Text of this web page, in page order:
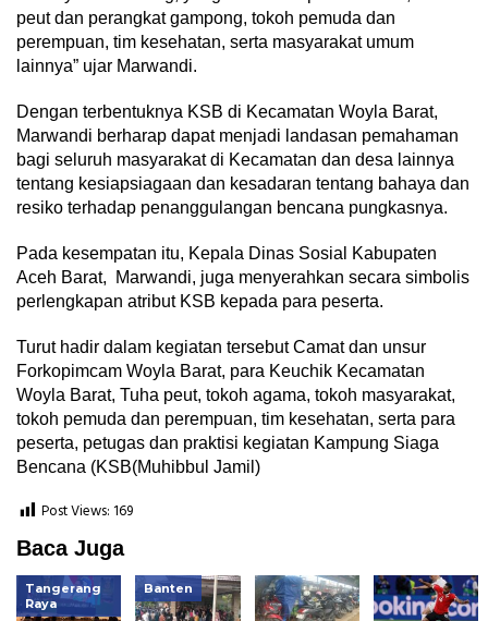
peut dan perangkat gampong, tokoh pemuda dan
perempuan, tim kesehatan, serta masyarakat umum
lainnya” ujar Marwandi.
Dengan terbentuknya KSB di Kecamatan Woyla Barat,
Marwandi berharap dapat menjadi landasan pemahaman
bagi seluruh masyarakat di Kecamatan dan desa lainnya
tentang kesiapsiagaan dan kesadaran tentang bahaya dan
resiko terhadap penanggulangan bencana pungkasnya.
Pada kesempatan itu, Kepala Dinas Sosial Kabupaten
Aceh Barat, Marwandi, juga menyerahkan secara simbolis
perlengkapan atribut KSB kepada para peserta.
Turut hadir dalam kegiatan tersebut Camat dan unsur
Forkopimcam Woyla Barat, para Keuchik Kecamatan
Woyla Barat, Tuha peut, tokoh agama, tokoh masyarakat,
tokoh pemuda dan perempuan, tim kesehatan, serta para
peserta, petugas dan praktisi kegiatan Kampung Siaga
Bencana (KSB(Muhibbul Jamil)
Post Views: 169
Baca Juga
Tangerang
Raya
Banten